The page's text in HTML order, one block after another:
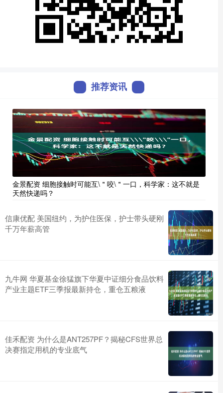
推荐资讯
金景配资 细胞接触时可能互\＂咬\＂一口，科学家：这不就是
天然快递吗？
信康优配 美国纽约，为护住医保，护士带头硬刚
千万年薪高管
九牛网 华夏基金徐猛旗下华夏中证细分食品饮料
产业主题ETF三季报最新持仓，重仓五粮液
佳禾配资 为什么是ANT257PF？揭秘CFS世界总
决赛指定用机的专业底气